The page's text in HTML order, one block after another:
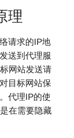
理
请求的IP地
送到代理服
网站发送请
目标网站保
代理IP的使
在需要隐藏